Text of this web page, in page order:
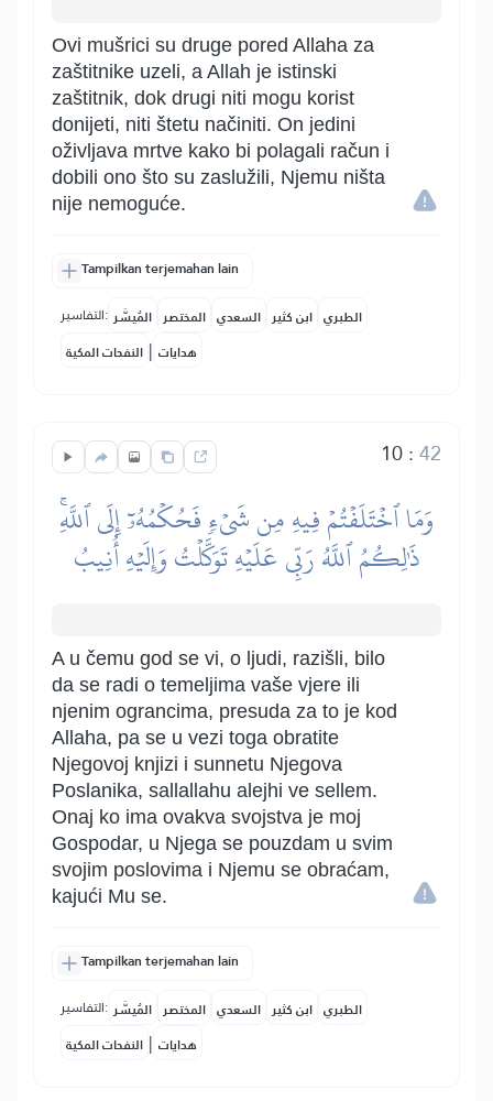
Ovi mušrici su druge pored Allaha za
zaštitnike uzeli, a Allah je istinski
zaštitnik, dok drugi niti mogu korist
donijeti, niti štetu načiniti. On jedini
oživljava mrtve kako bi polagali račun i
dobili ono što su zaslužili, Njemu ništa
nije nemoguće.
Tampilkan terjemahan lain
التفاسير: المُيسَّر المختصر السعدي ابن كثير الطبري
النفحات المكية | هدايات
10:42
وَمَا ٱخۡتَلَفۡتُمۡ فِيهِ مِن شَيۡءٖ فَحُكۡمُهُۥٓ إِلَى ٱللَّهِۚ
ذَٰلِكُمُ ٱللَّهُ رَبِّي عَلَيۡهِ تَوَكَّلۡتُ وَإِلَيۡهِ أُنِيبُ
A u čemu god se vi, o ljudi, razišli, bilo
da se radi o temeljima vaše vjere ili
njenim ograncima, presuda za to je kod
Allaha, pa se u vezi toga obratite
Njegovoj knjizi i sunnetu Njegova
Poslanika, sallallahu alejhi ve sellem.
Onaj ko ima ovakva svojstva je moj
Gospodar, u Njega se pouzdam u svim
svojim poslovima i Njemu se obraćam,
kajući Mu se.
Tampilkan terjemahan lain
التفاسير: المُيسَّر المختصر السعدي ابن كثير الطبري
النفحات المكية | هدايات